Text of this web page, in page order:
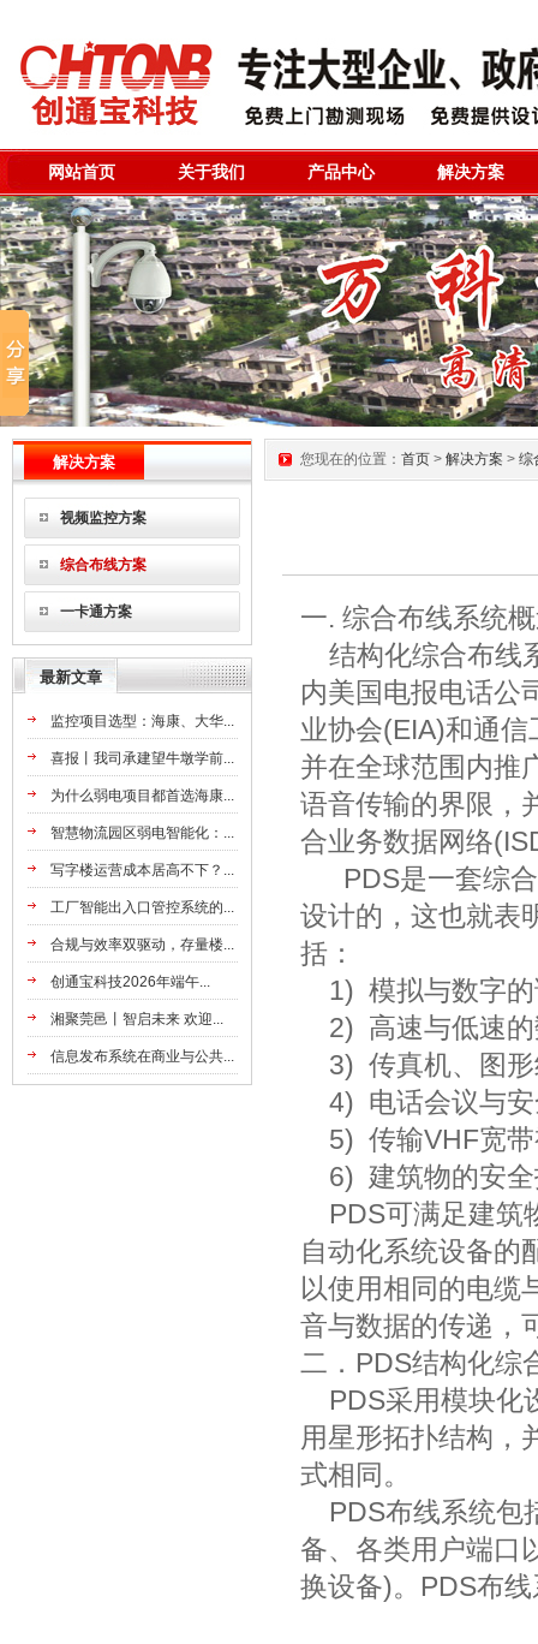
网站首页 关于我们 产品中心 解决方案
解决方案
视频监控方案
综合布线方案
一卡通方案
最新文章
监控项目选型：海康、大华...
喜报丨我司承建望牛墩学前...
为什么弱电项目都首选海康...
智慧物流园区弱电智能化：...
写字楼运营成本居高不下？...
工厂智能出入口管控系统的...
合规与效率双驱动，存量楼...
创通宝科技2026年端午...
湘聚莞邑丨智启未来 欢迎...
信息发布系统在商业与公共...
您现在的位置： 首页 > 解决方案 > 综
一. 综合布线系统
结构化综合布线
内美国电报电话公
业协会(EIA)和通
并在全球范围内推
语音传输的界限，
合业务数据网络
PDS是一套综合
设计的，这也就表
括：
1) 模拟与数字的
2) 高速与低速的
3) 传真机、图形
4) 电话会议与安
5) 传输VHF宽带
6) 建筑物的安全
PDS可满足建筑
自动化系统设备的
以使用相同的电缆
音与数据的传递，
二．PDS结构化综
PDS采用模块化
用星形拓扑结构，
式相同。
PDS布线系统包
备、各类用户端口
换设备)。PDS布